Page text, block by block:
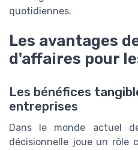
quotidiennes.
Les avantages
d'affaires pour
Les bénéfices
entreprises
Dans le monde actuel
décisionnelle joue un rôle